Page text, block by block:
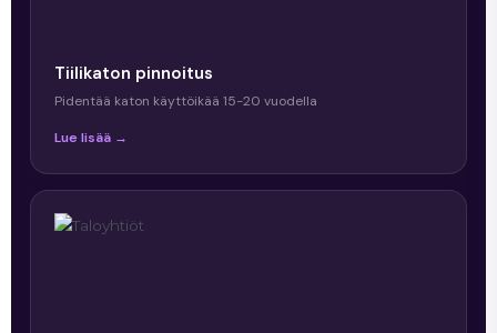
Tiilikaton pinnoitus
Pidentää katon käyttöikää 15-20 vuodella
Lue lisää →